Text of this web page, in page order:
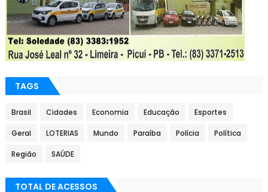
TAGS
Brasil Cidades Economia Educação Esportes
Geral LOTERIAS Mundo Paraíba Polícia Política
Região SAÚDE
TOTAL DE ACESSOS